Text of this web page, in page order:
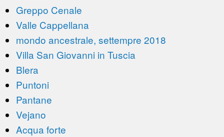
Greppo Cenale
Valle Cappellana
mondo ancestrale, settempre 2018
Villa San Giovanni in Tuscia
Blera
Puntoni
Pantane
Vejano
Acqua forte